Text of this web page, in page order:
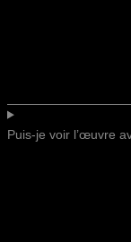
Puis-je voir l’œuvre